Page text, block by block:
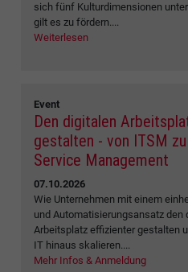
sich fünf Kulturdimensionen
gilt es zu fördern....
Weiterlesen
Event
Den digitalen
gestalten - von ITSM
Service Management
07.10.2026
Wie Unternehmen mit einem
und Automatisierungsansatz den
Arbeitsplatz effizienter gestalten
IT hinaus skalieren....
Mehr Infos & Anmeldung